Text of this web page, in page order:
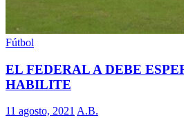
Fútbol
EL FEDERAL A DEBE
HABILITE
11 agosto, 2021 A.B.